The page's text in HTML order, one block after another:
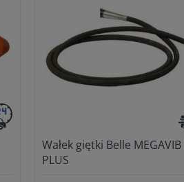
Wałek giętki Belle MEGAVIB
PLUS